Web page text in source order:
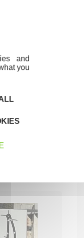
and
you